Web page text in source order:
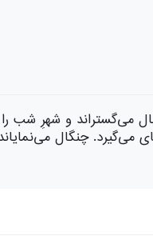
و شهرِ شب را
چنگال